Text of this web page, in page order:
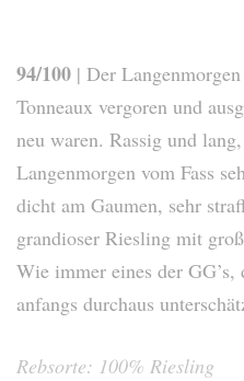
94/100 | Der
Tonneaux vergoren und
neu waren. Rassig und
Langenmorgen vom Fass
dicht am Gaumen, sehr
grandioser Riesling mit
Wie immer eines der
anfangs durchaus
Rebsorte: 100% Riesling